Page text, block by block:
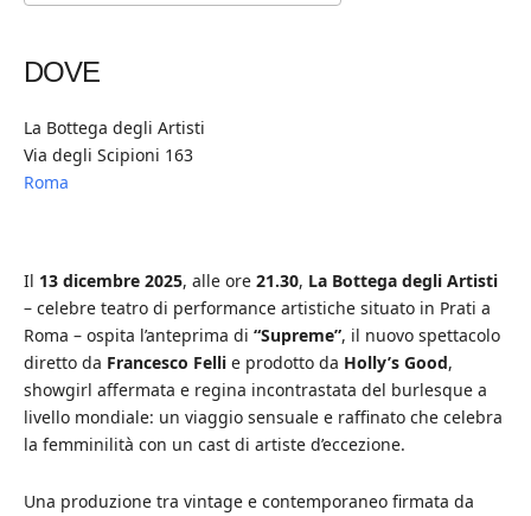
DOVE
La Bottega degli Artisti
Via degli Scipioni 163
Roma
Il 13 dicembre 2025, alle ore 21.30, La Bottega degli Artisti
– celebre teatro di performance artistiche situato in Prati a
Roma – ospita l’anteprima di “Supreme”, il nuovo spettacolo
diretto da Francesco Felli e prodotto da Holly’s Good,
showgirl affermata e regina incontrastata del burlesque a
livello mondiale: un viaggio sensuale e raffinato che celebra
la femminilità con un cast di artiste d’eccezione.
Una produzione tra vintage e contemporaneo firmata da